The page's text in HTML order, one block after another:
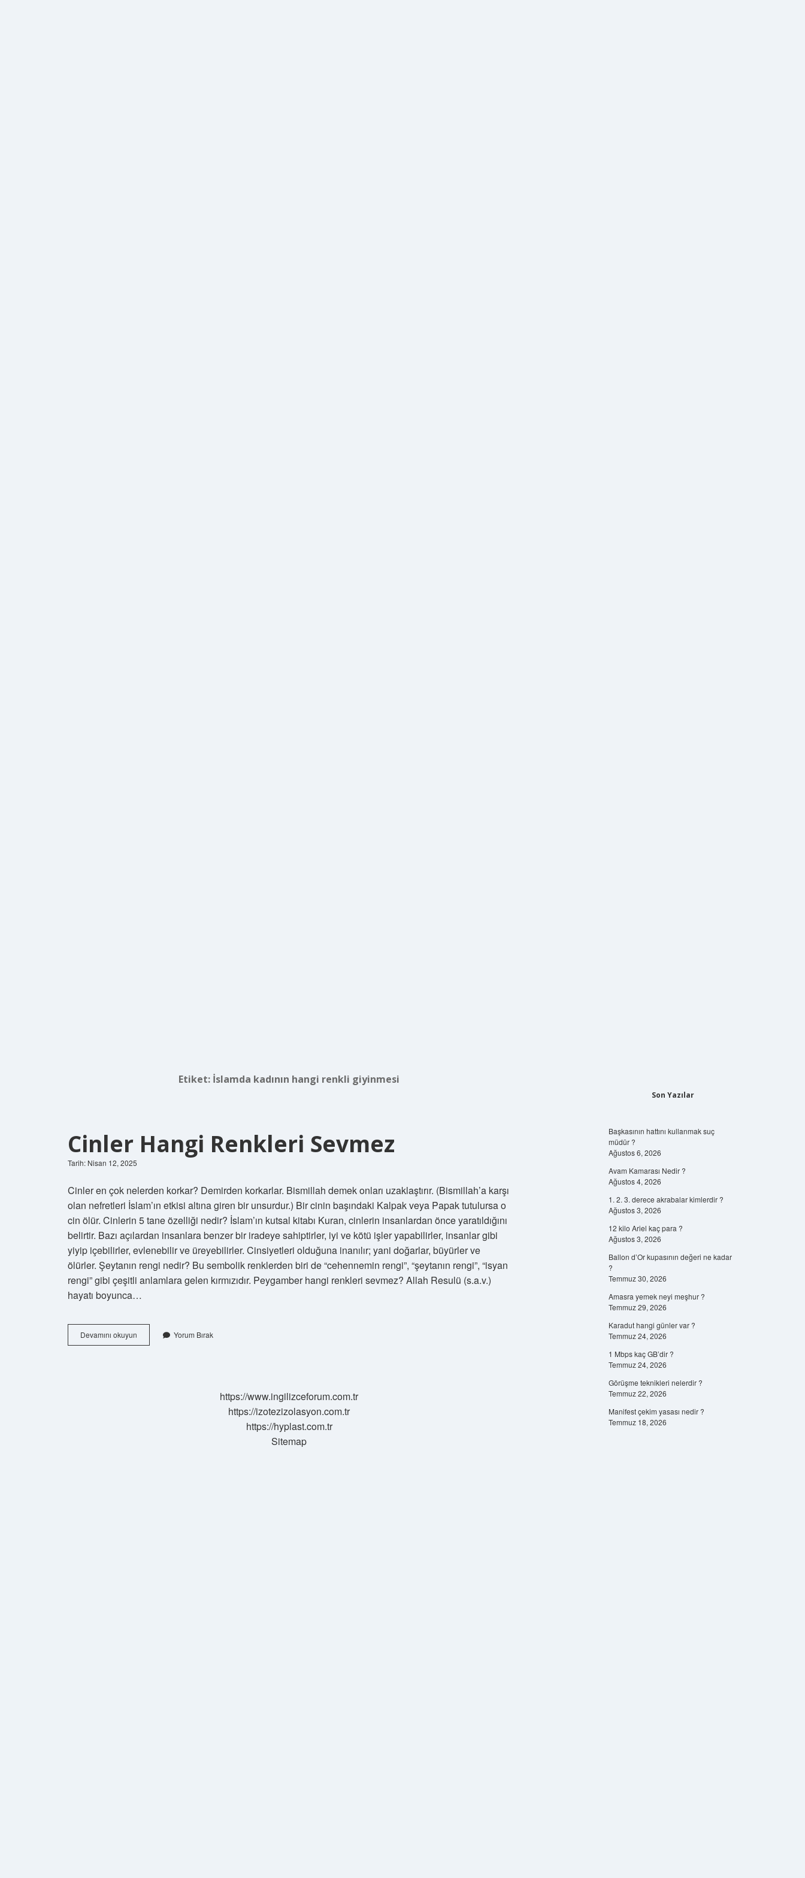
Etiket: İslamda kadının hangi renkli giyinmesi
Cinler Hangi Renkleri Sevmez
Tarih: Nisan 12, 2025
Cinler en çok nelerden korkar? Demirden korkarlar. Bismillah demek onları uzaklaştırır. (Bismillah’a karşı
olan nefretleri İslam’ın etkisi altına giren bir unsurdur.) Bir cinin başındaki Kalpak veya Papak tutulursa o
cin ölür. Cinlerin 5 tane özelliği nedir? İslam’ın kutsal kitabı Kuran, cinlerin insanlardan önce yaratıldığını
belirtir. Bazı açılardan insanlara benzer bir iradeye sahiptirler, iyi ve kötü işler yapabilirler, insanlar gibi
yiyip içebilirler, evlenebilir ve üreyebilirler. Cinsiyetleri olduğuna inanılır; yani doğarlar, büyürler ve
ölürler. Şeytanın rengi nedir? Bu sembolik renklerden biri de “cehennemin rengi”, “şeytanın rengi”, “isyan
rengi” gibi çeşitli anlamlara gelen kırmızıdır. Peygamber hangi renkleri sevmez? Allah Resulü (s.a.v.)
hayatı boyunca…
Devamını okuyun
Hangi
Yorum Bırak
https://www.ingilizceforum.com.tr
https://izotezizolasyon.com.tr
https://hyplast.com.tr
Sitemap
Son Yazılar
Başkasının hattını kullanmak suç
müdür ?
Ağustos 6, 2026
Avam Kamarası Nedir ?
Ağustos 4, 2026
1. 2. 3. derece akrabalar kimlerdir ?
Ağustos 3, 2026
12 kilo Ariel kaç para ?
Ağustos 3, 2026
Ballon d’Or kupasının değeri ne kadar
?
Temmuz 30, 2026
Amasra yemek neyi meşhur ?
Temmuz 29, 2026
Karadut hangi günler var ?
Temmuz 24, 2026
1 Mbps kaç GB’dir ?
Temmuz 24, 2026
Görüşme teknikleri nelerdir ?
Temmuz 22, 2026
Manifest çekim yasası nedir ?
Temmuz 18, 2026